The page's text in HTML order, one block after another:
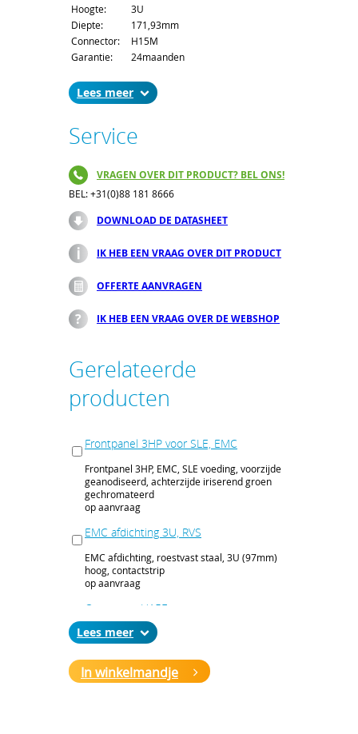
Hoogte:
3U
Diepte:
171,93mm
Connector:
H15M
Garantie:
24maanden
Lees
Service
VRAGEN OVER DIT PRODUCT? BEL ONS!
BEL: +31(0)88 181 8666
DOWNLOAD DE DATASHEET
IK HEB EEN VRAAG OVER DIT PRODUCT
OFFERTE AANVRAGEN
IK HEB EEN VRAAG OVER DE WEBSHOP
Gerelateerde
producten
Frontpanel 3HP voor SLE, EMC
Frontpanel 3HP, EMC, SLE voeding, voorzijde
geanodiseerd, achterzijde iriserend groen
gechromateerd
op aanvraag
EMC afdichting 3U, RVS
EMC afdichting, roestvast staal, 3U (97mm)
hoog, contactstrip
op aanvraag
Connector H15F
FASTON connector, Type H, 15 contactpunten,
6,3x0,8 mm
op aanvraag
Lees
In winkelmandje